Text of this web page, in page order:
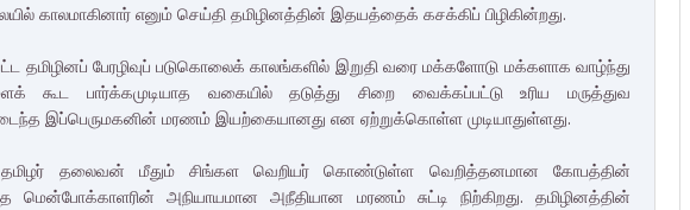
காலமாகினார் எனும் செய்தி தமிழினத்தின் இதயத்தைக் கசக்கிப் பிழிகின்றது.
தமிழினப் பேரழிவுப் படுகொலைக் காலங்களில் இறுதி வரை மக்களோடு மக்களாக வாழ்ந்து
கூட பார்க்கமுடியாத வகையில் தடுத்து சிறை வைக்கப்பட்டு உரிய மருத்துவ
இப்பெருமகனின் மரணம் இயற்கையானது என ஏற்றுக்கொள்ள முடியாதுள்ளது.
தமிழர் தலைவன் மீதும் சிங்கள வெறியர் கொண்டுள்ள வெறித்தனமான கோபத்தின்
அநியாயமான அநீதியான மரணம் சுட்டி நிற்கிறது. தமிழினத்தின்